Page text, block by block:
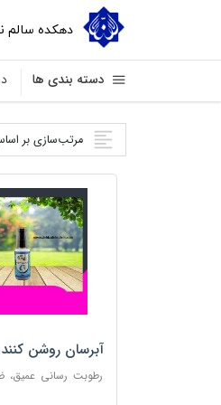
دهکده سالم
دسته بندی ها
مرتب‌سازی بر
آبرسان روشن
رطوبت رسانی عمیق،